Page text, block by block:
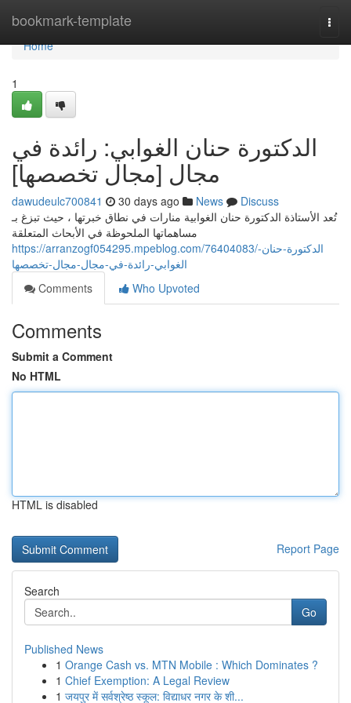
bookmark-template
Home
Home
1
الدكتورة حنان الغوابي: رائدة في
مجال [مجال تخصصها]
dawudeulc700841 30 days ago News
Discuss
تُعد الأستاذة الدكتورة حنان الغوابية منارات في نطاق خبرتها ، حيث تبزغ بـ
مساهماتها الملحوظة في الأبحاث المتعلقة
https://arranzogf054295.mpeblog.com/76404083/الدكتورة-حنان-
الغوابي-رائدة-في-مجال-مجال-تخصصها
Comments
Who Upvoted
Comments
Submit a Comment
No HTML
HTML is disabled
Report Page
Search
Go
Published News
1 Orange Cash vs. MTN Mobile : Which Dominates ?
1 Chief Exemption: A Legal Review
1 जयपुर में सर्वश्रेष्ठ स्कूल: विद्याधर नगर के शी...